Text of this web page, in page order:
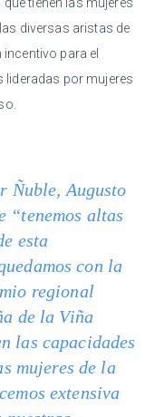
diversas aristas de
para el
lideradas por mujeres
Ñuble, Augusto
“tenemos altas
esta
con la
regional
de la Viña
las capacidades
mujeres de la
extensiva